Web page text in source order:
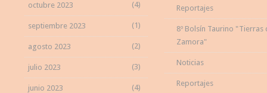
octubre 2023 (4)
septiembre 2023 (1)
agosto 2023 (2)
julio 2023 (3)
junio 2023 (4)
Reportajes
8º Bolsín Taurino "Tierras
Zamora"
Noticias
Reportajes